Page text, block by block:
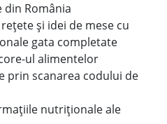
din România
și idei de mese cu
gata completate
ul alimentelor
prin scanarea codului de
nutriționale ale